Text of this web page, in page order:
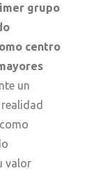
grupo
centro
un
valor